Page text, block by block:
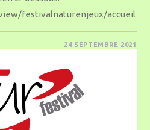
festivalnaturenjeux/accueil
24 SEPTEMBRE 2021